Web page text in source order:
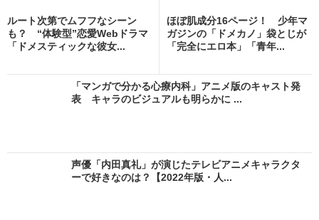
ルート次第でムフフなシーン
も？ “体験型”恋愛Webドラマ
「ドメスティックな彼女...
ほぼ肌成分16ページ！ 少年マ
ガジンの「ドメカノ」袋とじが
「完全にエロ本」「青年...
「マンガで分かる心療内科」アニメ版のキャスト発
表 キャラのビジュアルも明らかに ...
声優「内田真礼」が演じたテレビアニメキャラクタ
ーで好きなのは？【2022年版・人...